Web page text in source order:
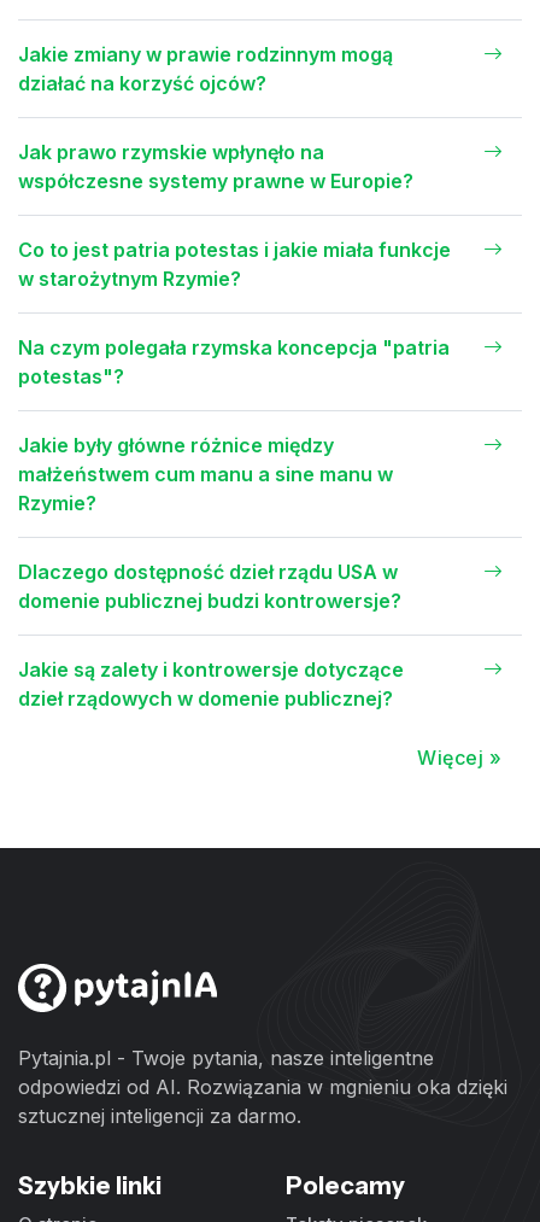
Jakie zmiany w prawie rodzinnym mogą
działać na korzyść ojców?
Jak prawo rzymskie wpłynęło na
współczesne systemy prawne w Europie?
Co to jest patria potestas i jakie miała funkcje
w starożytnym Rzymie?
Na czym polegała rzymska koncepcja "patria
potestas"?
Jakie były główne różnice między
małżeństwem cum manu a sine manu w
Rzymie?
Dlaczego dostępność dzieł rządu USA w
domenie publicznej budzi kontrowersje?
Jakie są zalety i kontrowersje dotyczące
dzieł rządowych w domenie publicznej?
Więcej »
Pytajnia.pl - Twoje pytania, nasze inteligentne
odpowiedzi od AI. Rozwiązania w mgnieniu oka dzięki
sztucznej inteligencji za darmo.
Szybkie linki Polecamy